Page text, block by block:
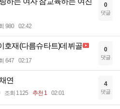
980 02:42
0
댓글
호재(다름슈타트)데뷔골
647 02:17
0
댓글
연
조회 1125 추천 1 02:01
4
댓글